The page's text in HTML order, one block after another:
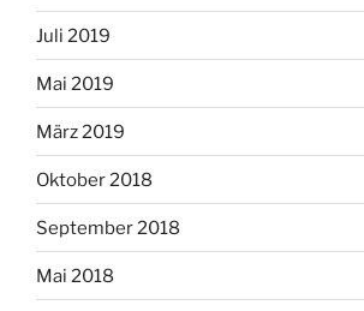
Juli 2019
Mai 2019
März 2019
Oktober 2018
September 2018
Mai 2018